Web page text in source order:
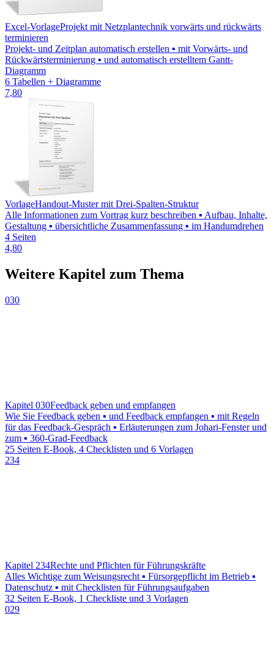
Excel-VorlageProjekt mit Netzplantechnik vorwärts und rückwärts
terminieren
Projekt- und Zeitplan automatisch erstellen ▪ mit Vorwärts- und
Rückwärtsterminierung ▪ und automatisch erstelltem Gantt-
Diagramm
6 Tabellen + Diagramme
7,80
VorlageHandout-Muster mit Drei-Spalten-Struktur
Alle Informationen zum Vortrag kurz beschreiben ▪ Aufbau, Inhalte,
Gestaltung ▪ übersichtliche Zusammenfassung ▪ im Handumdrehen
4 Seiten
4,80
Weitere Kapitel zum Thema
030
Kapitel 030Feedback geben und empfangen
Wie Sie Feedback geben ▪ und Feedback empfangen ▪ mit Regeln
für das Feedback-Gespräch ▪ Erläuterungen zum Johari-Fenster und
zum ▪ 360-Grad-Feedback
25 Seiten E-Book, 4 Checklisten und 6 Vorlagen
234
Kapitel 234Rechte und Pflichten für Führungskräfte
Alles Wichtige zum Weisungsrecht ▪ Fürsorgepflicht im Betrieb ▪
Datenschutz ▪ mit Checklisten für Führungsaufgaben
32 Seiten E-Book, 1 Checkliste und 3 Vorlagen
029